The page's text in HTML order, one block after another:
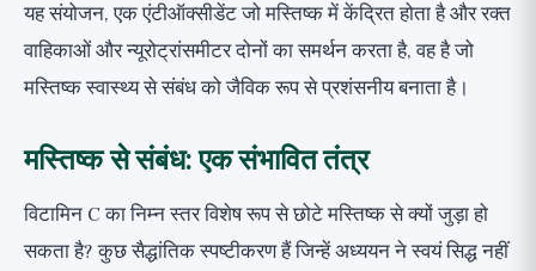
यह संयोजन, एक एंटीऑक्सीडेंट जो मस्तिष्क में केंद्रित होता है और रक्त
वाहिकाओं और न्यूरोट्रांसमीटर दोनों का समर्थन करता है, वह है जो
मस्तिष्क स्वास्थ्य से संबंध को जैविक रूप से प्रशंसनीय बनाता है।
मस्तिष्क से संबंध: एक संभावित तंत्र
विटामिन C का निम्न स्तर विशेष रूप से छोटे मस्तिष्क से क्यों जुड़ा हो
सकता है? कुछ सैद्धांतिक स्पष्टीकरण हैं जिन्हें अध्ययन ने स्वयं सिद्ध नहीं